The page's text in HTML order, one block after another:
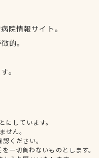
院情報サイト。
的。
。
しています。
せん。
ください。
一切負わないものとします。